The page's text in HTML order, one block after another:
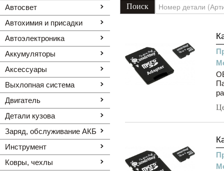
Автосвет
Автохимия и присадки
Автоэлектроника
Аккумуляторы
Аксессуары
Выхлопная система
Двигатель
Детали кузова
Заряд, обслуживание АКБ
Инструмент
Ковры, чехлы